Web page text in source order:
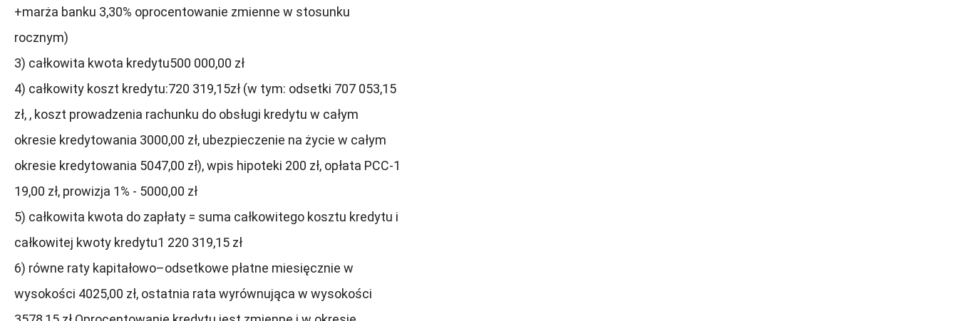
+marża banku 3,30% oprocentowanie zmienne w stosunku
rocznym)
3) całkowita kwota kredytu500 000,00 zł
4) całkowity koszt kredytu:720 319,15zł (w tym: odsetki 707 053,15
zł, , koszt prowadzenia rachunku do obsługi kredytu w całym
okresie kredytowania 3000,00 zł, ubezpieczenie na życie w całym
okresie kredytowania 5047,00 zł), wpis hipoteki 200 zł, opłata PCC-1
19,00 zł, prowizja 1% - 5000,00 zł
5) całkowita kwota do zapłaty = suma całkowitego kosztu kredytu i
całkowitej kwoty kredytu1 220 319,15 zł
6) równe raty kapitałowo–odsetkowe płatne miesięcznie w
wysokości 4025,00 zł, ostatnia rata wyrównująca w wysokości